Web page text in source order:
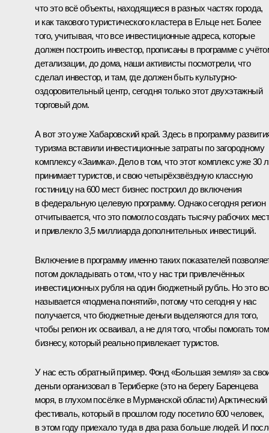
что это всё объекты, находящиеся в разных частях города,
и как такового туристического кластера в Ельце нет. Более
того, учитывая, что все инвестиционные адреса, которые
должен построить инвестор, прописаны в программе с
детализации, до дома, наши активисты посмотрели, что
сделал инвестор, и там, где должен быть культурно-
оздоровительный центр, сегодня только этот двухэтажный
торговый дом.
А вот это уже Хабаровский край. Здесь в программу
туризма вставили инвестиционные затраты по загородному
комплексу «Заимка». Дело в том, что этот комплекс уже 30
принимает туристов, и свою четырёхзвёздную классную
гостиницу на 600 мест бизнес построил до включения
в федеральную целевую программу. Однако сегодня регион
отчитывается, что это помогло создать тысячу рабочих
и привлекло 3,5 миллиарда дополнительных инвестиций.
Включение в программу именно таких показателей
потом докладывать о том, что у нас три привлечённых
инвестиционных рубля на один бюджетный рубль. Но это
называется «подмена понятий», потому что сегодня у нас
получается, что бюджетные деньги выделяются для того,
чтобы регион их осваивал, а не для того, чтобы помогать
бизнесу, который реально привлекает туристов.
У нас есть обратный пример. Фонд «Большая земля» за
деньги организовал в Териберке (это на берегу Баренцева
моря, в глухом посёлке в Мурманской области) Арктический
фестиваль, который в прошлом году посетило 600 человек,
в этом году приехало туда в два раза больше людей. И